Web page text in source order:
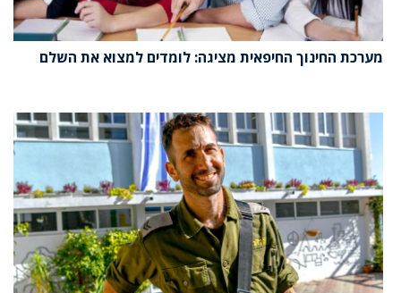
מערכת החינוך החיפאית מציגה: לומדים למצוא את השלם